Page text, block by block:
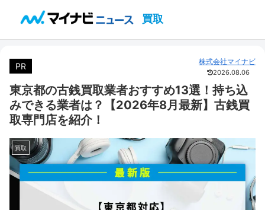
買取
PR 株式会社マイナビ
2026.08.06
東京都の古銭買取業者おすすめ13選！持ち込
みできる業者は？【2026年8月最新】古銭買
取専門店を紹介！
買取